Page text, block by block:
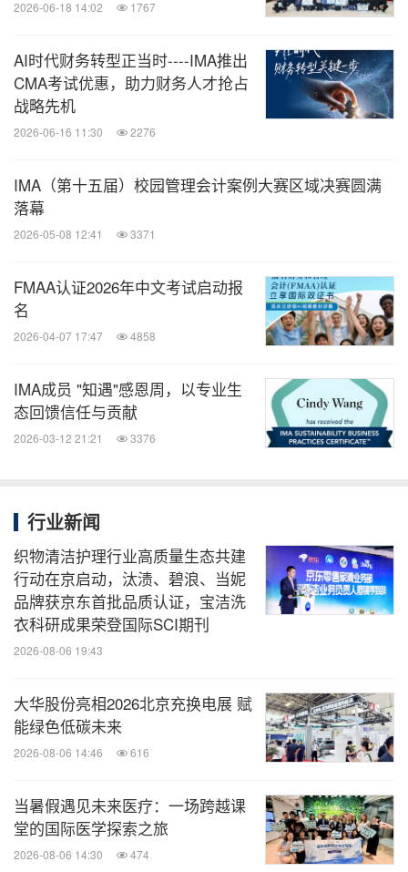
2026-06-18 14:02 1767
AI时代财务转型正当时----IMA推出
CMA考试优惠，助力财务人才抢占
战略先机
2026-06-16 11:30 2276
IMA（第十五届）校园管理会计案例大赛区域决赛圆满
落幕
2026-05-08 12:41 3371
FMAA认证2026年中文考试启动报
名
2026-04-07 17:47 4858
IMA成员 "知遇"感恩周，以专业生
态回馈信任与贡献
2026-03-12 21:21 3376
行业新闻
织物清洁护理行业高质量生态共建
行动在京启动，汰渍、碧浪、当妮
品牌获京东首批品质认证，宝洁洗
衣科研成果荣登国际SCI期刊
2026-08-06 19:43
大华股份亮相2026北京充换电展 赋
能绿色低碳未来
2026-08-06 14:46 616
当暑假遇见未来医疗：一场跨越课
堂的国际医学探索之旅
2026-08-06 14:30 474